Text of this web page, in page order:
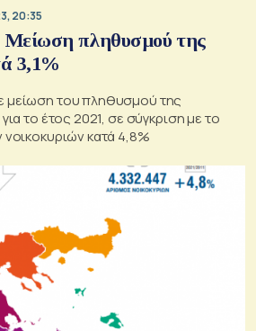
20:35
πληθυσμού της
3,1%
μείωση του πληθυσμού της
για το έτος 2021, σε σύγκριση με το
κατά 4,8%